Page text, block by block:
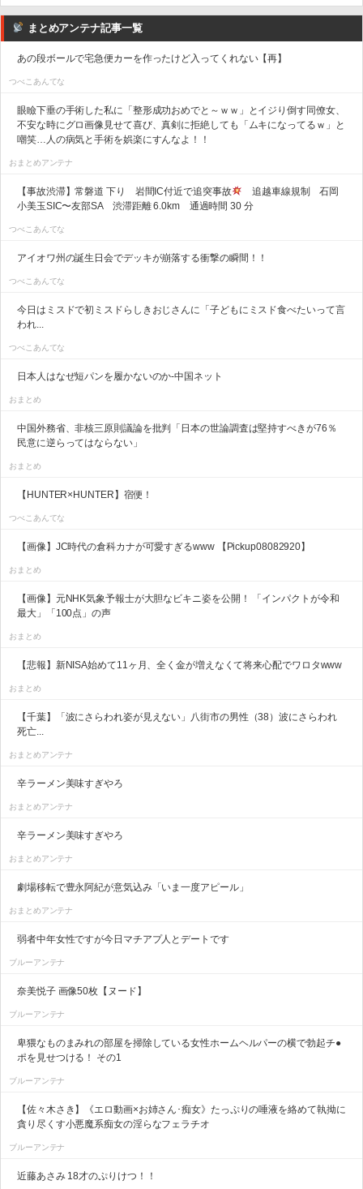
まとめアンテナ記事一覧
あの段ボールで宅急便カーを作ったけど入ってくれない【再】
つべこあんてな
眼瞼下垂の手術した私に「整形成功おめでと～ｗｗ」とイジり倒す同僚女、
不安な時にグロ画像見せて喜び、真剣に拒絶しても「ムキになってるｗ」と
嘲笑…人の病気と手術を娯楽にすんなよ！！
おまとめアンテナ
【事故渋滞】常磐道 下り 岩間IC付近で追突事故
追越車線規制 石岡
小美玉SIC〜友部SA 渋滞距離 6.0km 通過時間 30 分
つべこあんてな
アイオワ州の誕生日会でデッキが崩落する衝撃の瞬間！！
つべこあんてな
今日はミスドで初ミスドらしきおじさんに「子どもにミスド食べたいって言
われ...
つべこあんてな
日本人はなぜ短パンを履かないのか-中国ネット
おまとめ
中国外務省、非核三原則議論を批判「日本の世論調査は堅持すべきが76％
民意に逆らってはならない」
おまとめ
【HUNTER×HUNTER】宿便！
つべこあんてな
【画像】JC時代の倉科カナが可愛すぎるwww 【Pickup08082920】
おまとめ
【画像】元NHK気象予報士が大胆なビキニ姿を公開！ 「インパクトが令和
最大」「100点」の声
おまとめ
【悲報】新NISA始めて11ヶ月、全く金が増えなくて将来心配でワロタwww
おまとめ
【千葉】「波にさらわれ姿が見えない」八街市の男性（38）波にさらわれ
死亡...
おまとめアンテナ
辛ラーメン美味すぎやろ
おまとめアンテナ
辛ラーメン美味すぎやろ
おまとめアンテナ
劇場移転で豊永阿紀が意気込み「いま一度アピール」
おまとめアンテナ
弱者中年女性ですが今日マチアプ人とデートです
ブルーアンテナ
奈美悦子 画像50枚【ヌード】
ブルーアンテナ
卑猥なものまみれの部屋を掃除している女性ホームヘルパーの横で勃起チ●
ポを見せつける！ その1
ブルーアンテナ
【佐々木さき】《エロ動画×お姉さん･痴女》たっぷりの唾液を絡めて執拗に
貪り尽くす小悪魔系痴女の淫らなフェラチオ
ブルーアンテナ
近藤あさみ 18才のぷりけつ！！